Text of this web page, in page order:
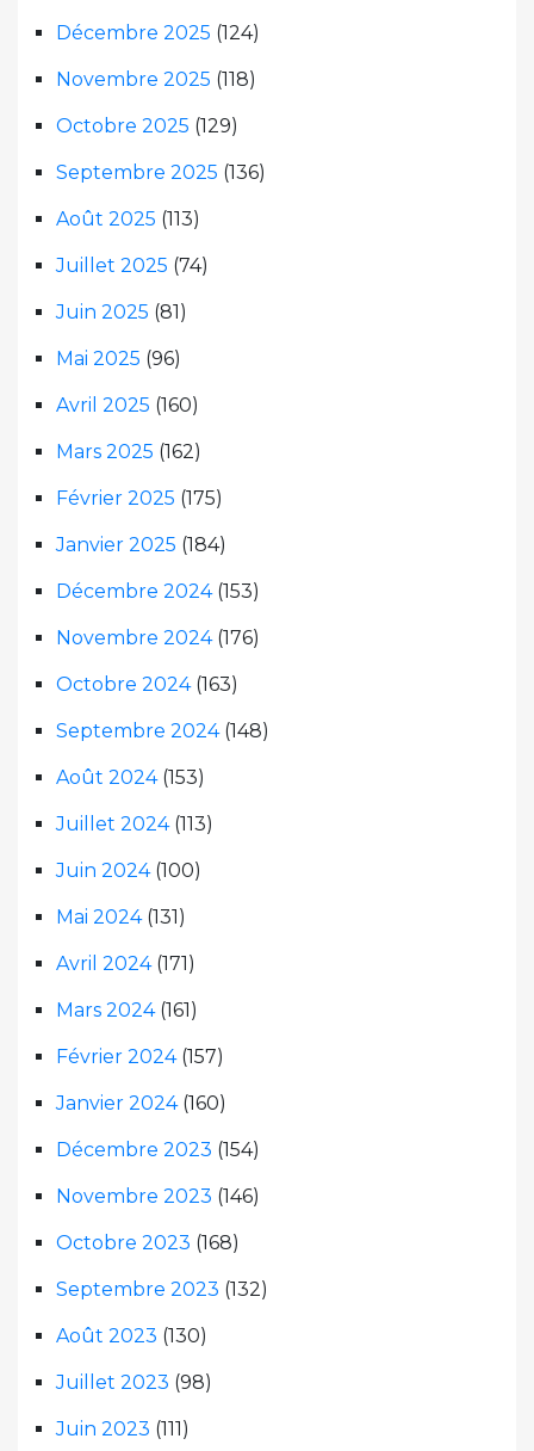
Décembre 2025 (124)
Novembre 2025 (118)
Octobre 2025 (129)
Septembre 2025 (136)
Août 2025 (113)
Juillet 2025 (74)
Juin 2025 (81)
Mai 2025 (96)
Avril 2025 (160)
Mars 2025 (162)
Février 2025 (175)
Janvier 2025 (184)
Décembre 2024(153)
Novembre 2024(176)
Octobre 2024(163)
Septembre 2024(148)
Août 2024(153)
Juillet 2024(113)
Juin 2024(100)
Mai 2024(131)
Avril 2024(171)
Mars 2024(161)
Février 2024(157)
Janvier 2024(160)
Décembre 2023 (154)
Novembre 2023 (146)
Octobre 2023 (168)
Septembre 2023 (132)
Août 2023 (130)
Juillet 2023 (98)
Juin 2023 (111)